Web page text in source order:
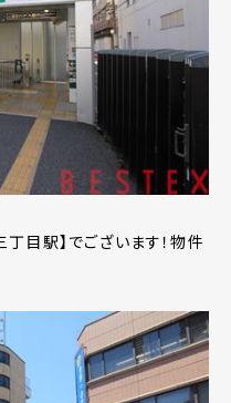
目駅】でございます！物件